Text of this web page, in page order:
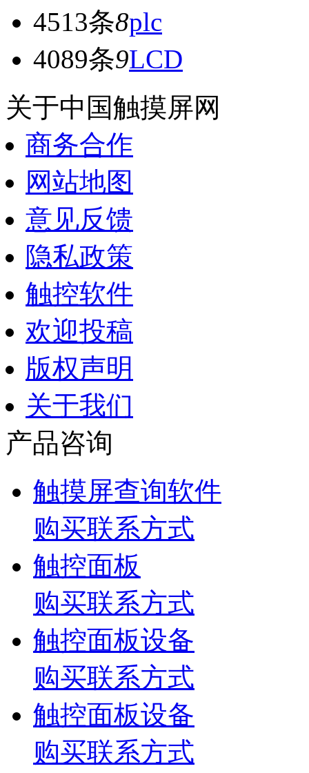
4513条8plc
4089条9LCD
关于中国触摸屏网
商务合作
网站地图
意见反馈
隐私政策
触控软件
欢迎投稿
版权声明
关于我们
产品咨询
触摸屏查询软件
购买联系方式
触控面板
购买联系方式
触控面板设备
购买联系方式
触控面板设备
购买联系方式